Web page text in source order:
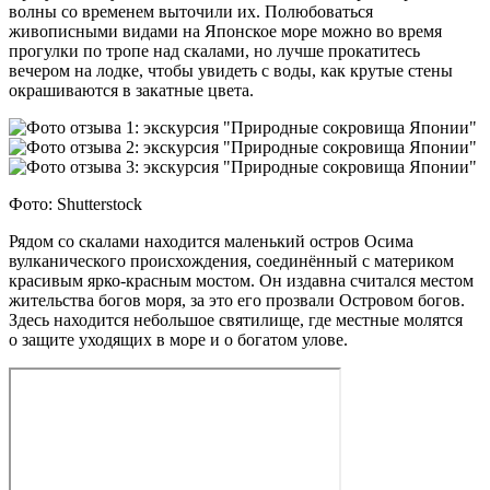
волны со временем выточили их. Полюбоваться
живописными видами на Японское море можно во время
прогулки по тропе над скалами, но лучше прокатитесь
вечером на лодке, чтобы увидеть с воды, как крутые стены
окрашиваются в закатные цвета.
Фото: Shutterstock
Рядом со скалами находится маленький остров Осима
вулканического происхождения, соединённый с материком
красивым ярко‑красным мостом. Он издавна считался местом
жительства богов моря, за это его прозвали Островом богов.
Здесь находится небольшое святилище, где местные молятся
о защите уходящих в море и о богатом улове.